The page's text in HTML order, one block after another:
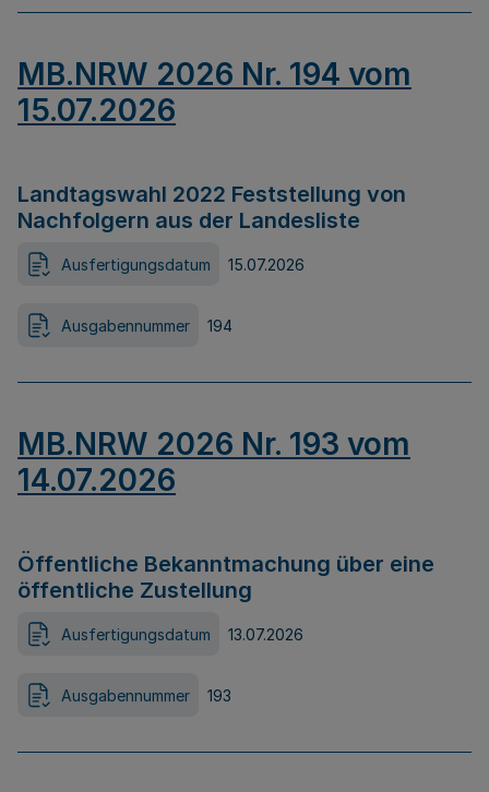
MB.NRW 2026 Nr. 194 vom
15.07.2026
Landtagswahl 2022 Feststellung von
Nachfolgern aus der Landesliste
Ausfertigungsdatum 15.07.2026
Ausgabennummer 194
MB.NRW 2026 Nr. 193 vom
14.07.2026
Öffentliche Bekanntmachung über eine
öffentliche Zustellung
Ausfertigungsdatum 13.07.2026
Ausgabennummer 193